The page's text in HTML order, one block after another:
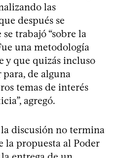
las
después se
trabajó “sobre la
una metodología
y que quizás incluso
para, de alguna
temas de interés
agregó.
discusión no termina
la propuesta al Poder